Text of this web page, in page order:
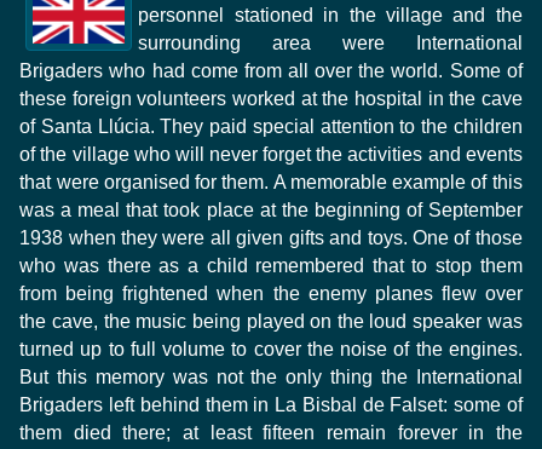
personnel stationed in the village and the
surrounding area were International
Brigaders who had come from all over the world. Some of
these foreign volunteers worked at the hospital in the cave
of Santa Llúcia. They paid special attention to the children
of the village who will never forget the activities and events
that were organised for them. A memorable example of this
was a meal that took place at the beginning of September
1938 when they were all given gifts and toys. One of those
who was there as a child remembered that to stop them
from being frightened when the enemy planes flew over
the cave, the music being played on the loud speaker was
turned up to full volume to cover the noise of the engines.
But this memory was not the only thing the International
Brigaders left behind them in La Bisbal de Falset: some of
them died there; at least fifteen remain forever in the